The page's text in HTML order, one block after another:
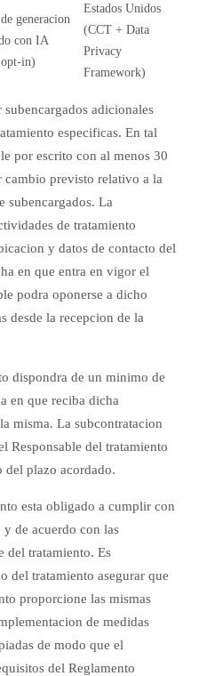
generacion
con IA
in)
Estados Unidos
(CCT + Data
Privacy
Framework)
adicionales
especificas. En tal
por escrito con al menos 30
cambio previsto relativo a la
subencargados. La
de tratamiento
y datos de contacto del
en que entra en vigor el
podra oponerse a dicho
desde la recepcion de la
dispondra de un minimo de
en que reciba dicha
misma. La subcontratacion
Responsable del tratamiento
del plazo acordado.
esta obligado a cumplir con
y de acuerdo con las
del tratamiento. Es
del tratamiento asegurar que
proporcione las mismas
de medidas
de modo que el
del Reglamento